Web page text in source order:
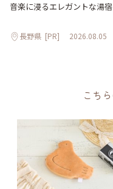
音楽に浸るエレガントな湯
長野県 [PR] 2026.08.05
こち